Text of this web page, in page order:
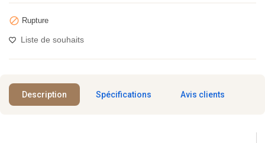
 Rupture
Liste de souhaits
Description Spécifications Avis clients